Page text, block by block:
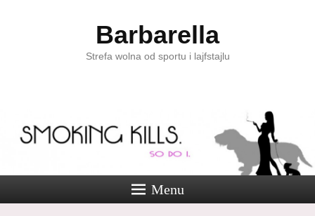
Barbarella
Strefa wolna od sportu i lajfstajlu
Menu